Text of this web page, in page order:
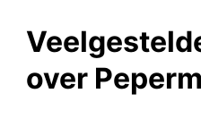
over